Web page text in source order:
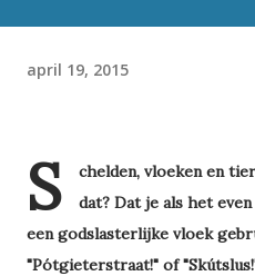
april 19, 2015
S
chelden, vloeken en
dat? Dat je als het
een godslasterlijke vloek
"Pótgieterstraat!" of